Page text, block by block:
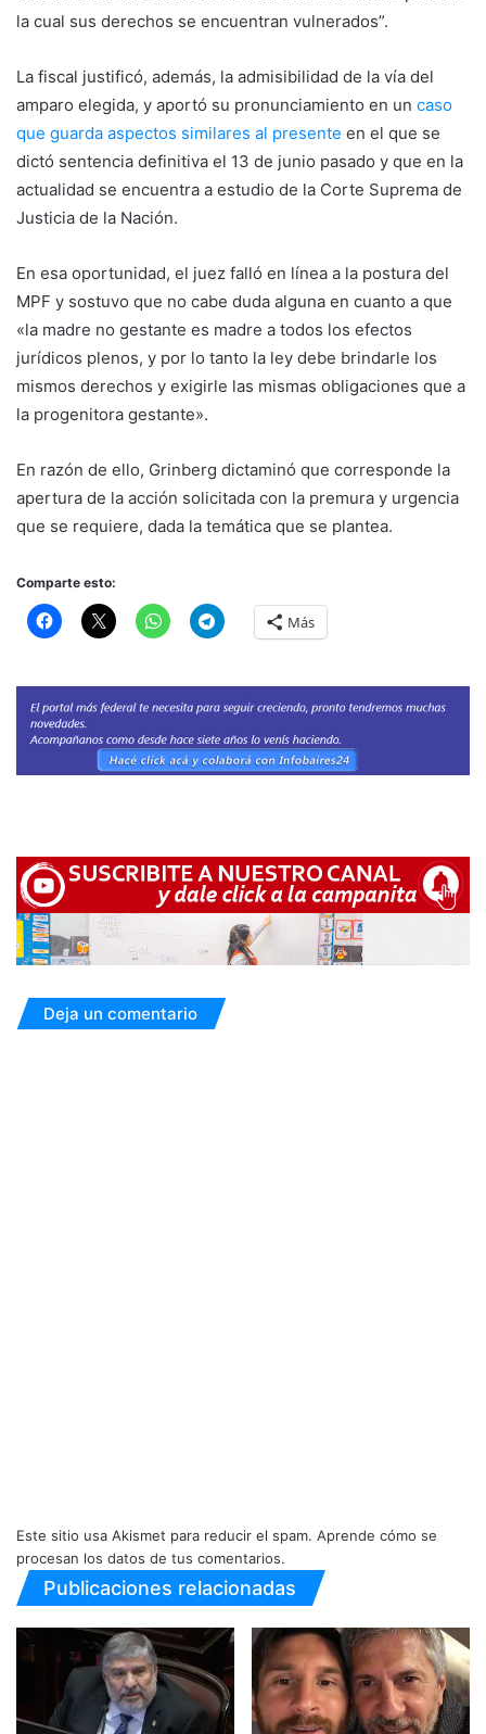
la cual sus derechos se encuentran vulnerados”.
La fiscal justificó, además, la admisibilidad de la vía del
amparo elegida, y aportó su pronunciamiento en un caso
que guarda aspectos similares al presente en el que se
dictó sentencia definitiva el 13 de junio pasado y que en la
actualidad se encuentra a estudio de la Corte Suprema de
Justicia de la Nación.
En esa oportunidad, el juez falló en línea a la postura del
MPF y sostuvo que no cabe duda alguna en cuanto a que
«la madre no gestante es madre a todos los efectos
jurídicos plenos, y por lo tanto la ley debe brindarle los
mismos derechos y exigirle las mismas obligaciones que a
la progenitora gestante».
En razón de ello, Grinberg dictaminó que corresponde la
apertura de la acción solicitada con la premura y urgencia
que se requiere, dada la temática que se plantea.
Comparte esto:
Más
Deja un comentario
Este sitio usa Akismet para reducir el spam. Aprende cómo se
procesan los datos de tus comentarios.
Publicaciones relacionadas